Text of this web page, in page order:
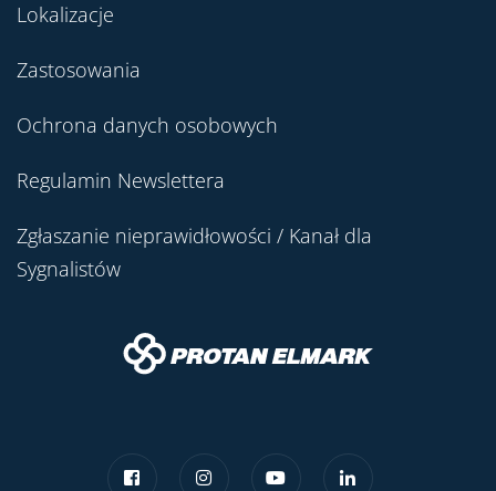
Lokalizacje
Zastosowania
Ochrona danych osobowych
Regulamin Newslettera
Zgłaszanie nieprawidłowości / Kanał dla
Sygnalistów